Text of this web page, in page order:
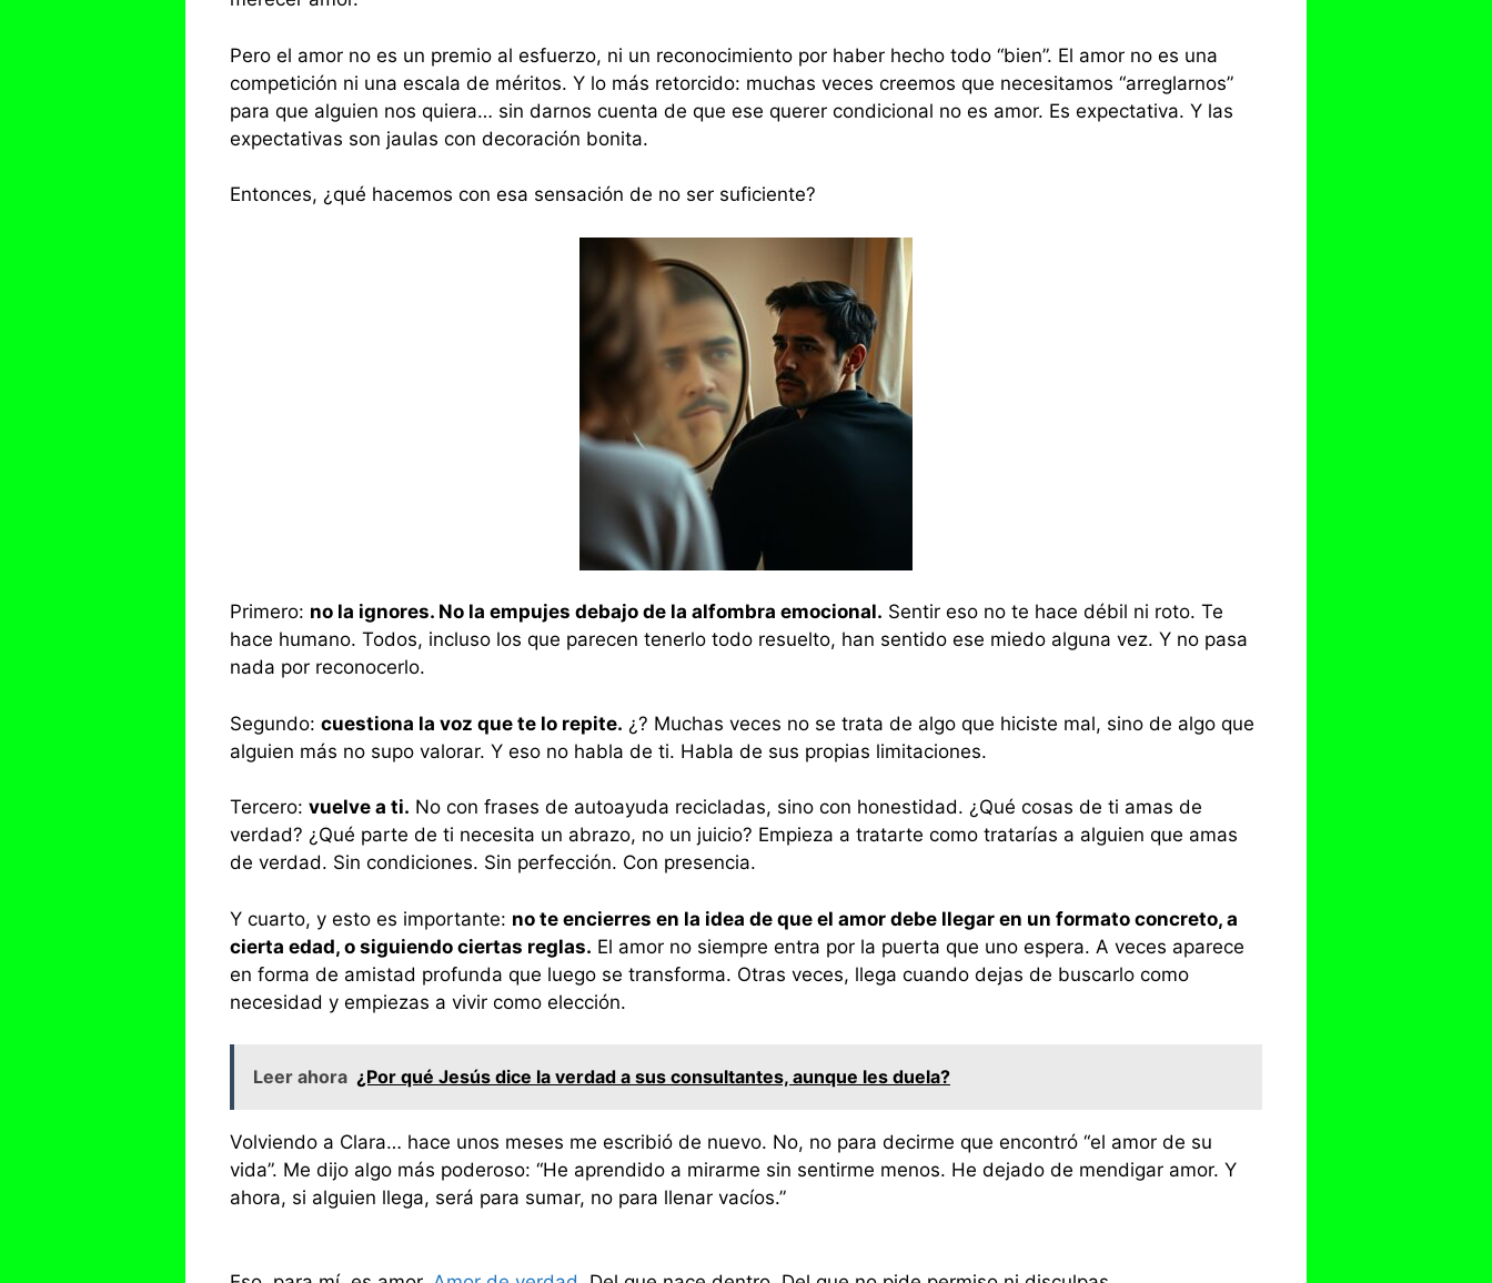
Pero el amor no es un premio al esfuerzo, ni un reconocimiento por haber hecho todo “bien”. El amor no es una
competición ni una escala de méritos. Y lo más retorcido: muchas veces creemos que necesitamos “arreglarnos”
para que alguien nos quiera… sin darnos cuenta de que ese querer condicional no es amor. Es expectativa. Y las
expectativas son jaulas con decoración bonita.
Entonces, ¿qué hacemos con esa sensación de no ser suficiente?
Primero: no la ignores. No la empujes debajo de la alfombra emocional. Sentir eso no te hace débil ni roto. Te
hace humano. Todos, incluso los que parecen tenerlo todo resuelto, han sentido ese miedo alguna vez. Y no pasa
nada por reconocerlo.
Segundo: cuestiona la voz que te lo repite. ¿? Muchas veces no se trata de algo que hiciste mal, sino de algo que
alguien más no supo valorar. Y eso no habla de ti. Habla de sus propias limitaciones.
Tercero: vuelve a ti. No con frases de autoayuda recicladas, sino con honestidad. ¿Qué cosas de ti amas de
verdad? ¿Qué parte de ti necesita un abrazo, no un juicio? Empieza a tratarte como tratarías a alguien que amas
de verdad. Sin condiciones. Sin perfección. Con presencia.
Y cuarto, y esto es importante: no te encierres en la idea de que el amor debe llegar en un formato concreto, a
cierta edad, o siguiendo ciertas reglas. El amor no siempre entra por la puerta que uno espera. A veces aparece
en forma de amistad profunda que luego se transforma. Otras veces, llega cuando dejas de buscarlo como
necesidad y empiezas a vivir como elección.
Leer ahora ¿Por qué Jesús dice la verdad a sus consultantes, aunque les duela?
Volviendo a Clara… hace unos meses me escribió de nuevo. No, no para decirme que encontró “el amor de su
vida”. Me dijo algo más poderoso: “He aprendido a mirarme sin sentirme menos. He dejado de mendigar amor. Y
ahora, si alguien llega, será para sumar, no para llenar vacíos.”